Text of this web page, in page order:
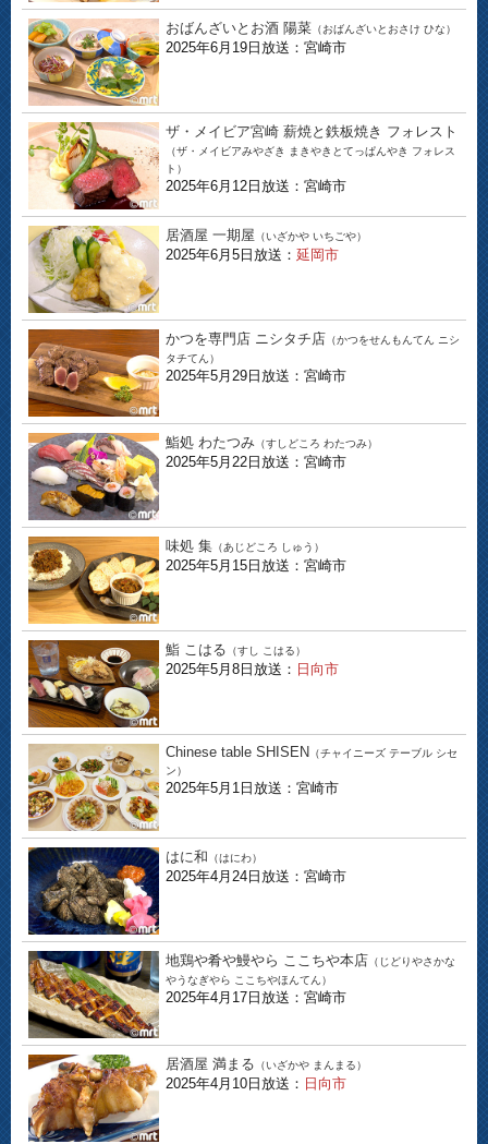
おばんざいとお酒 陽菜 （おばんざいとおさけ ひな）
2025年6月19日放送：宮崎市
ザ・メイビア宮崎 薪焼と鉄板焼き フォレスト
（ザ・メイビアみやざき まきやきとてっぱんやき フォレス
ト）
2025年6月12日放送：宮崎市
居酒屋 一期屋 （いざかや いちごや）
2025年6月5日放送： 延岡市
かつを専門店 ニシタチ店 （かつをせんもんてん ニシ
タチてん）
2025年5月29日放送：宮崎市
鮨処 わたつみ （すしどころ わたつみ）
2025年5月22日放送：宮崎市
味処 集 （あじどころ しゅう）
2025年5月15日放送：宮崎市
鮨 こはる （すし こはる）
2025年5月8日放送： 日向市
Chinese table SHISEN （チャイニーズ テーブル シセ
ン）
2025年5月1日放送：宮崎市
はに和 （はにわ）
2025年4月24日放送：宮崎市
地鶏や肴や鰻やら ここちや本店 （じどりやさかな
やうなぎやら ここちやほんてん）
2025年4月17日放送：宮崎市
居酒屋 満まる （いざかや まんまる）
2025年4月10日放送： 日向市